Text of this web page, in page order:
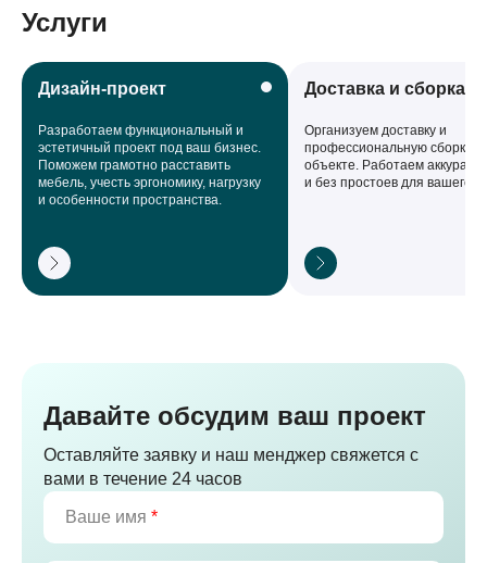
Услуги
Дизайн-проект
Разработаем функциональный и
эстетичный проект под ваш бизнес.
Поможем грамотно расставить
мебель, учесть эргономику, нагрузку
и особенности пространства.
Доставка и сборка
Организуем доставку и
профессиональную сборку
объекте. Работаем
и без простоев для вашего
Давайте обсудим ваш проект
Оставляйте заявку и наш менджер свяжется с
вами в течение 24 часов
Ваше имя *